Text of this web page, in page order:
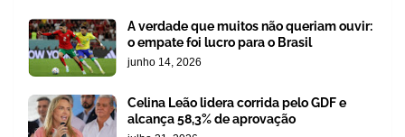
A verdade que muitos não queriam ouvir:
o empate foi lucro para o Brasil
junho 14, 2026
Celina Leão lidera corrida pelo GDF e
alcança 58,3% de aprovação